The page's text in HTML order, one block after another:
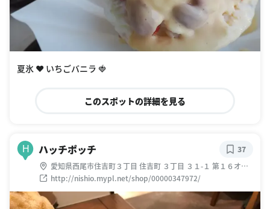
夏氷 ❤︎ いちごバニラ 🍓
このスポットの詳細を見る
H ハッチポッチ
愛知県西尾市住吉町３丁目 住吉町 ３丁目 ３１-１ 第１６オー
シャンプラザ１号
http://nishio.mypl.net/shop/00000347972/
37